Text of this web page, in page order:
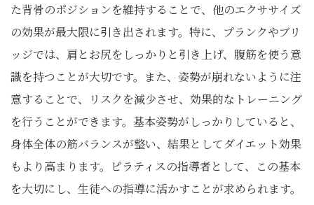
た背骨のポジションを維持することで、他のエクササイズ
の効果が最大限に引き出されます。特に、プランクやブリ
ッジでは、肩とお尻をしっかりと引き上げ、腹筋を使う意
識を持つことが大切です。また、姿勢が崩れないように注
意することで、リスクを減少させ、効果的なトレーニング
を行うことができます。基本姿勢がしっかりしていると、
身体全体の筋バランスが整い、結果としてダイエット効果
もより高まります。ピラティスの指導者として、この基本
を大切にし、生徒への指導に活かすことが求められます。